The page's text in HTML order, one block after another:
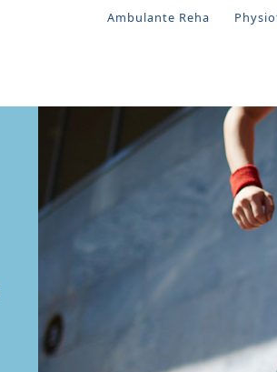
Ambulante Reha